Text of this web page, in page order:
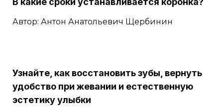
Автор: Антон Анатольевич Щербинин
Узнайте, как восстановить зубы, вернуть
удобство при жевании и естественную
эстетику улыбки